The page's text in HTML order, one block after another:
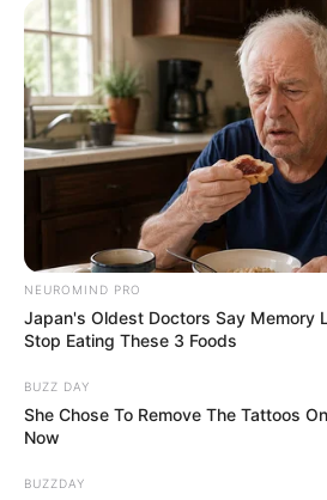
NEUROMIND PRO
Japan's Oldest Doctors Say Memory
Stop Eating These 3 Foods
BUZZ DAY
She Chose To Remove The Tattoos
Now
BUZZDAY